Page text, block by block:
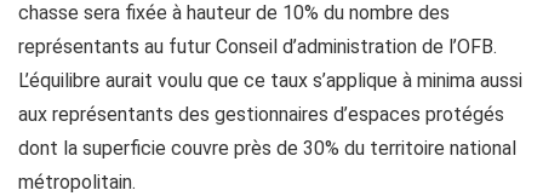
chasse sera fixée à hauteur de 10% du nombre des
représentants au futur Conseil d’administration de l’OFB.
L’équilibre aurait voulu que ce taux s’applique à minima aussi
aux représentants des gestionnaires d’espaces protégés
dont la superficie couvre près de 30% du territoire national
métropolitain.